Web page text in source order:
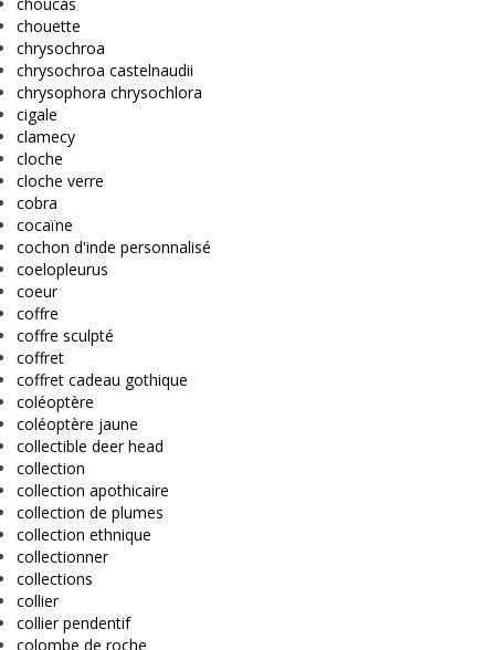
chouette
chrysochroa
chrysochroa castelnaudii
chrysophora chrysochlora
cigale
clamecy
cloche
cloche verre
cobra
cocaïne
cochon d'inde personnalisé
coelopleurus
coeur
coffre
coffre sculpté
coffret
coffret cadeau gothique
coléoptère
coléoptère jaune
collectible deer head
collection
collection apothicaire
collection de plumes
collection ethnique
collectionner
collections
collier
collier pendentif
colombe de roche